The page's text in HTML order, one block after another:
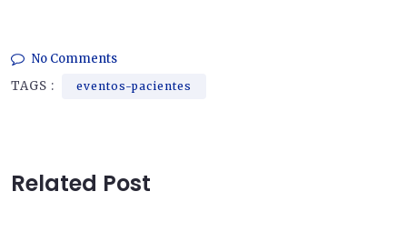
No Comments
TAGS :
eventos-pacientes
Related Post